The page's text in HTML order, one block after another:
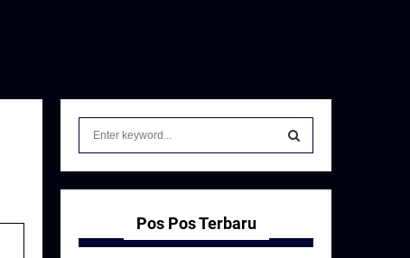
f
S
A
Pos Pos Terbaru